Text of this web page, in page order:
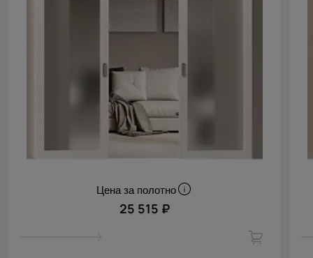
Цена за полотно
25 515 ₽